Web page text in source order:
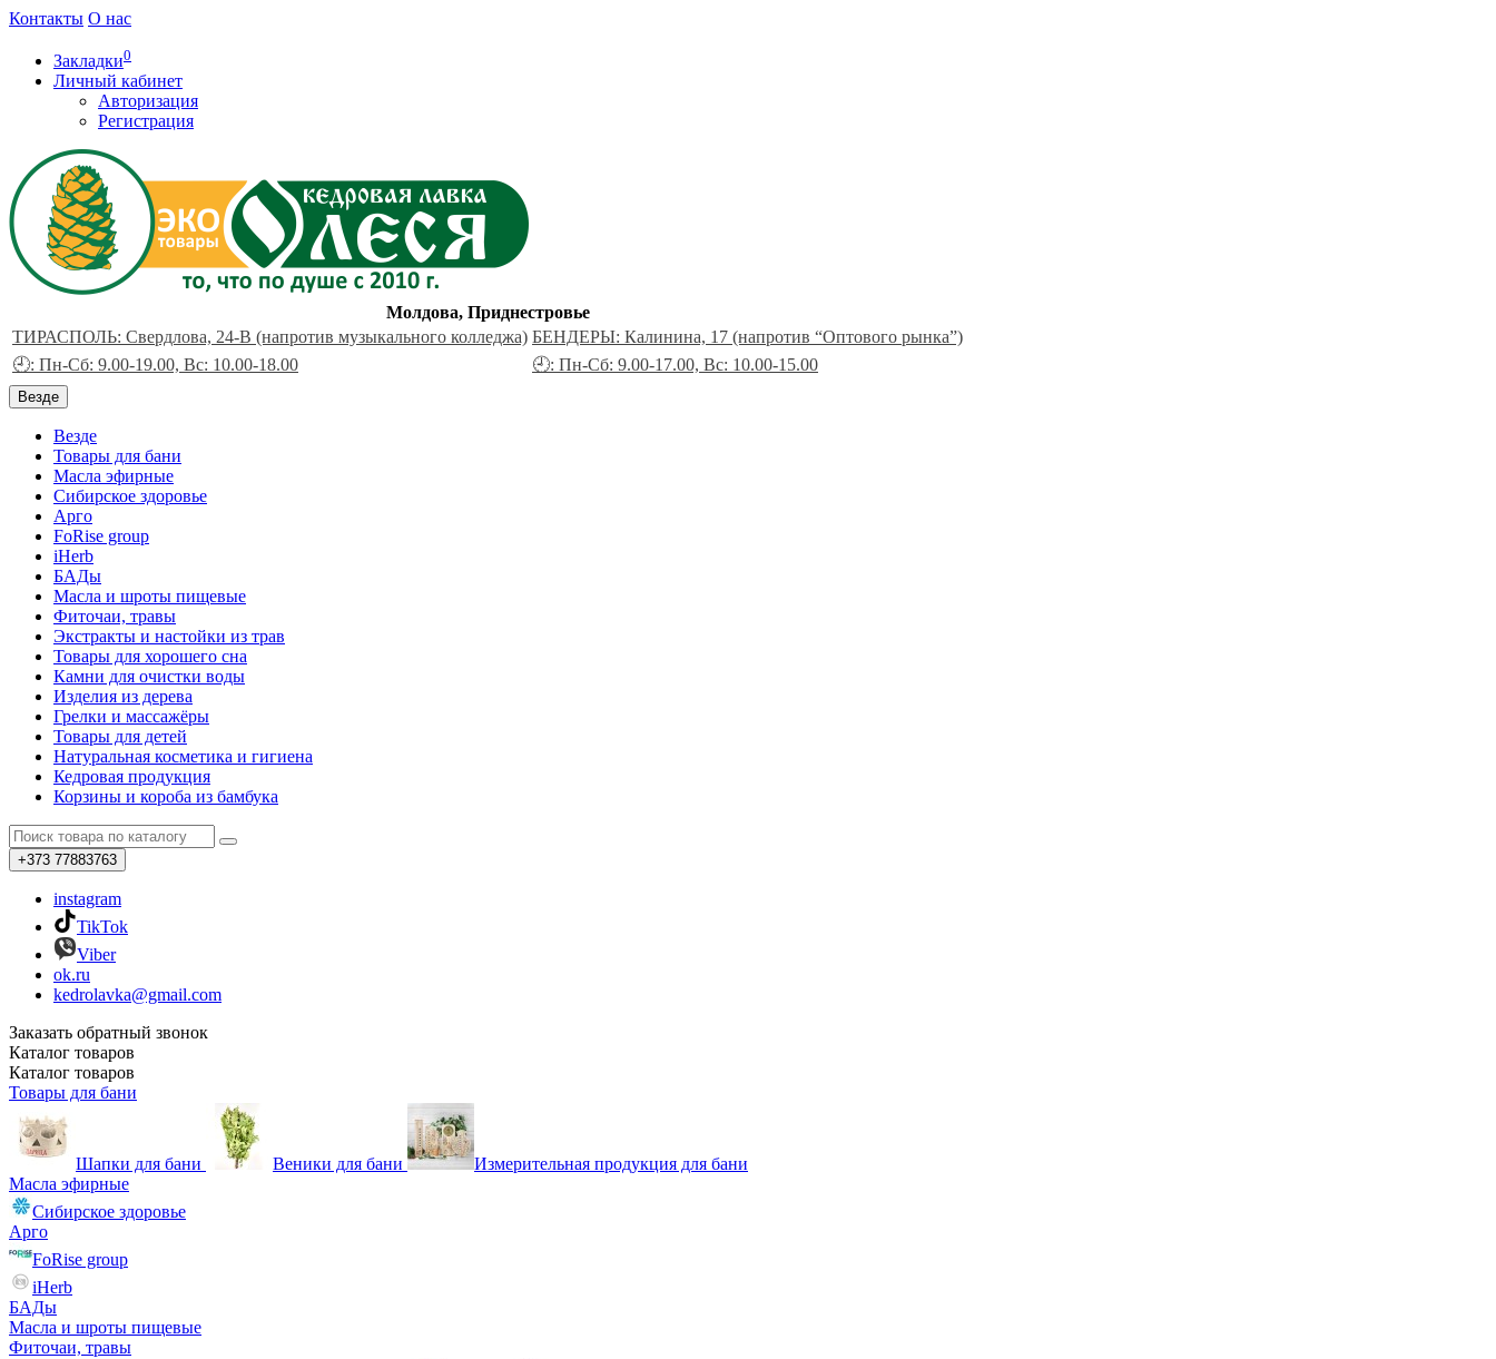
Контакты О нас
Закладки0
Личный кабинет
Авторизация
Регистрация
Молдова, Приднестровье
ТИРАСПОЛЬ: Свердлова, 24-В (напротив музыкального колледжа) БЕНДЕРЫ: Калинина, 17 (напротив “Оптового рынка”)
🕘: Пн-Сб: 9.00-19.00, Вс: 10.00-18.00
🕘: Пн-Сб: 9.00-17.00, Вс: 10.00-15.00
Везде
Везде
Товары для бани
Масла эфирные
Сибирское здоровье
Арго
FoRise group
iHerb
БАДы
Масла и шроты пищевые
Фиточаи, травы
Экстракты и настойки из трав
Товары для хорошего сна
Камни для очистки воды
Изделия из дерева
Грелки и массажёры
Товары для детей
Натуральная косметика и гигиена
Кедровая продукция
Корзины и короба из бамбука
+373 77883763
instagram
TikTok
Viber
ok.ru
kedrolavka@gmail.com
Заказать обратный звонок
Каталог товаров
Каталог товаров
Товары для бани
Шапки для бани Веники для бани
Измерительная продукция для бани
Масла эфирные
Сибирское здоровье
Арго
FoRise group
iHerb
БАДы
Масла и шроты пищевые
Фиточаи, травы